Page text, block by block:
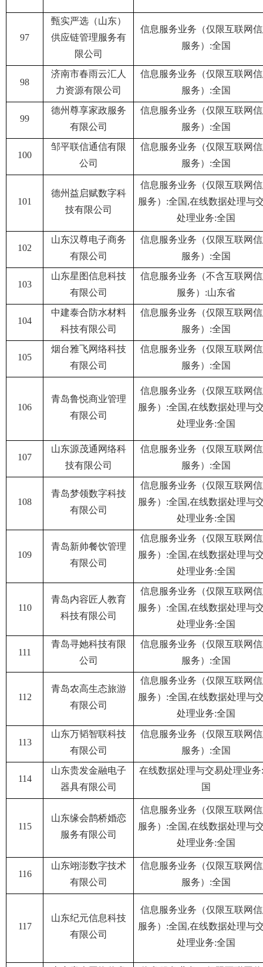
97
甄实严选（山东）
供应链管理服务有
限公司
信息服务业务（仅限互联网
服务）:全国
98
济南市春雨云汇人
力资源有限公司
信息服务业务（仅限互联网
服务）:全国
99
德州尊享家政服务
有限公司
信息服务业务（仅限互联网
服务）:全国
100
邹平联信通信有限
公司
信息服务业务（仅限互联网
服务）:全国
101
德州益启赋数字科
技有限公司
信息服务业务（仅限互联网
服务）:全国,在线数据处理与
处理业务:全国
102
山东汉尊电子商务
有限公司
信息服务业务（仅限互联网
服务）:全国
103
山东星图信息科技
有限公司
信息服务业务（不含互联网
服务）:山东省
104
中建泰合防水材料
科技有限公司
信息服务业务（仅限互联网
服务）:全国
105
烟台雅飞网络科技
有限公司
信息服务业务（仅限互联网
服务）:全国
106
青岛鲁悦商业管理
有限公司
信息服务业务（仅限互联网
服务）:全国,在线数据处理与
处理业务:全国
107
山东源茂通网络科
技有限公司
信息服务业务（仅限互联网
服务）:全国
108
青岛梦领数字科技
有限公司
信息服务业务（仅限互联网
服务）:全国,在线数据处理与
处理业务:全国
109
青岛新帅餐饮管理
有限公司
信息服务业务（仅限互联网
服务）:全国,在线数据处理与
处理业务:全国
110
青岛内容匠人教育
科技有限公司
信息服务业务（仅限互联网
服务）:全国,在线数据处理与
处理业务:全国
111
青岛寻她科技有限
公司
信息服务业务（仅限互联网
服务）:全国
112
青岛农高生态旅游
有限公司
信息服务业务（仅限互联网
服务）:全国,在线数据处理与
处理业务:全国
113
山东万韬智联科技
有限公司
信息服务业务（仅限互联网
服务）:全国
114
山东贵发金融电子
器具有限公司
在线数据处理与交易处理业务
国
115
山东缘会鹊桥婚恋
服务有限公司
信息服务业务（仅限互联网
服务）:全国,在线数据处理与
处理业务:全国
116
山东翊澎数字技术
有限公司
信息服务业务（仅限互联网
服务）:全国
117
山东纪元信息科技
有限公司
信息服务业务（仅限互联网
服务）:全国,在线数据处理与
处理业务:全国